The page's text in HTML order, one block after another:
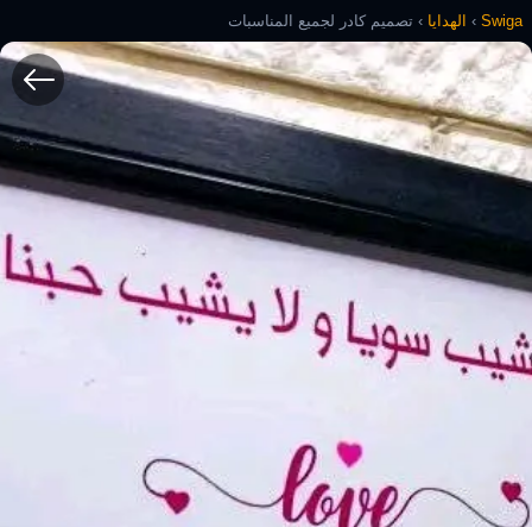
Swiga
› الهدايا › تصميم كادر لجميع المناسبات